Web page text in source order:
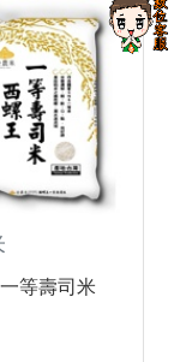
等壽司米